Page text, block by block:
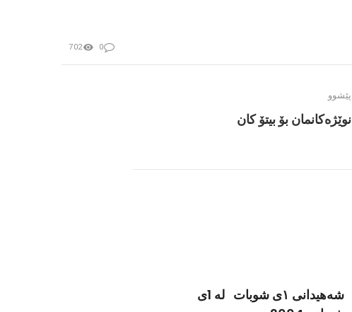
0
702
پێشوو
نوێژەکانمان بۆ بیتۆ کان
شەهیدانی ١ی شوبات لە 1ی